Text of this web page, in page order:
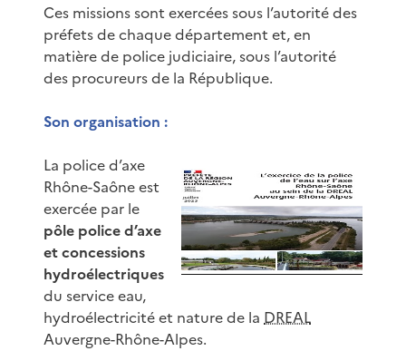
Ces missions sont exercées sous l’autorité des
préfets de chaque département et, en
matière de police judiciaire, sous l’autorité
des procureurs de la République.
Son organisation :
La police d’axe
Rhône-Saône est
exercée par le
pôle police d’axe
et concessions
hydroélectriques
du service eau,
hydroélectricité et nature de la DREAL
Auvergne-Rhône-Alpes.